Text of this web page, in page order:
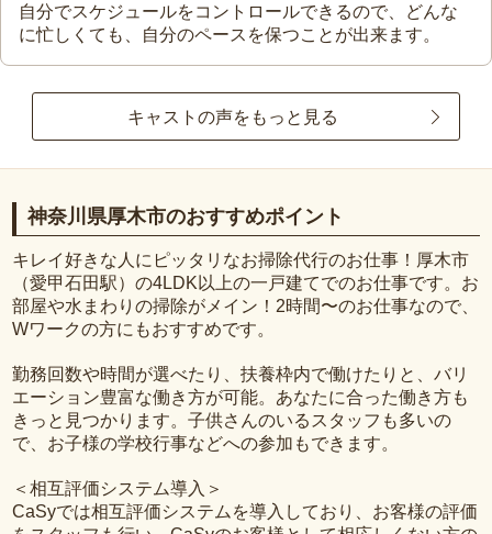
自分でスケジュールをコントロールできるので、どんな
に忙しくても、自分のペースを保つことが出来ます。
キャストの声をもっと見る
神奈川県厚木市のおすすめポイント
キレイ好きな人にピッタリなお掃除代行のお仕事！厚木市
（愛甲石田駅）の4LDK以上の一戸建てでのお仕事です。お
部屋や水まわりの掃除がメイン！2時間〜のお仕事なので、
Wワークの方にもおすすめです。
勤務回数や時間が選べたり、扶養枠内で働けたりと、バリ
エーション豊富な働き方が可能。あなたに合った働き方も
きっと見つかります。子供さんのいるスタッフも多いの
で、お子様の学校行事などへの参加もできます。
＜相互評価システム導入＞
CaSyでは相互評価システムを導入しており、お客様の評価